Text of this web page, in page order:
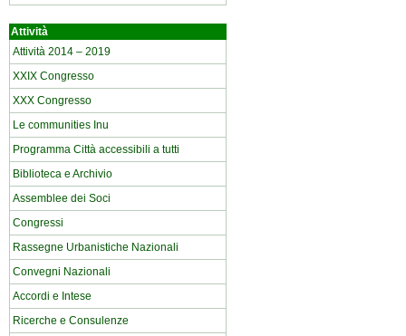
Attività
Attività 2014 – 2019
XXIX Congresso
XXX Congresso
Le communities Inu
Programma Città accessibili a tutti
Biblioteca e Archivio
Assemblee dei Soci
Congressi
Rassegne Urbanistiche Nazionali
Convegni Nazionali
Accordi e Intese
Ricerche e Consulenze